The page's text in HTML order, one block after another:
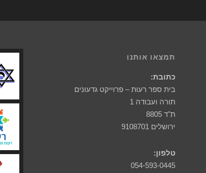
תמצאו אותנו
כתובת:
בית ספר רעות – פרוייקט גדעונים
תורה ועבודה 1
ת"ד 8805
ירושלים 9108701
טלפון:
054-593-0445